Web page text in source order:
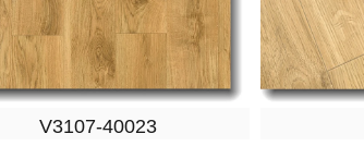
V3107-40023